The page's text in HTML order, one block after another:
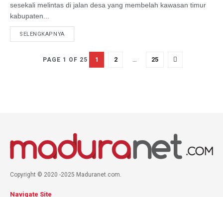
sesekali melintas di jalan desa yang membelah kawasan timur
kabupaten...
SELENGKAPNYA
PAGE 1 OF 25 1 2 25
Copyright © 2020 -2025 Maduranet.com.
Navigate Site